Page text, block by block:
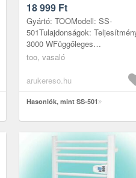
18 999 Ft
Gyártó: TOOModell: SS-
501Tulajdonságok:
3000 WFüggőleges
gőzölésFolyamatos
percErőteljes gőzlöket: 240g /
too, vasaló
arukereso.hu
Hasonlók, mint SS-501